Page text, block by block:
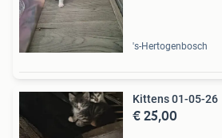
's-Hertogenbosch
Kittens 01-05-26
€ 25,00